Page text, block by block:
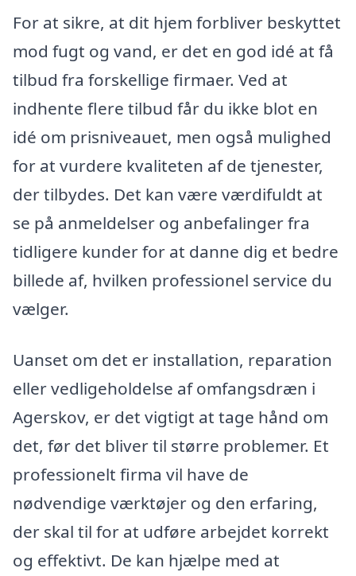
For at sikre, at dit hjem forbliver beskyttet
mod fugt og vand, er det en god idé at få
tilbud fra forskellige firmaer. Ved at
indhente flere tilbud får du ikke blot en
idé om prisniveauet, men også mulighed
for at vurdere kvaliteten af de tjenester,
der tilbydes. Det kan være værdifuldt at
se på anmeldelser og anbefalinger fra
tidligere kunder for at danne dig et bedre
billede af, hvilken professionel service du
vælger.
Uanset om det er installation, reparation
eller vedligeholdelse af omfangsdræn i
Agerskov, er det vigtigt at tage hånd om
det, før det bliver til større problemer. Et
professionelt firma vil have de
nødvendige værktøjer og den erfaring,
der skal til for at udføre arbejdet korrekt
og effektivt. De kan hjælpe med at